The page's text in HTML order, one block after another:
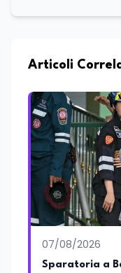
Articoli
07/08/2026
Sparatoria a